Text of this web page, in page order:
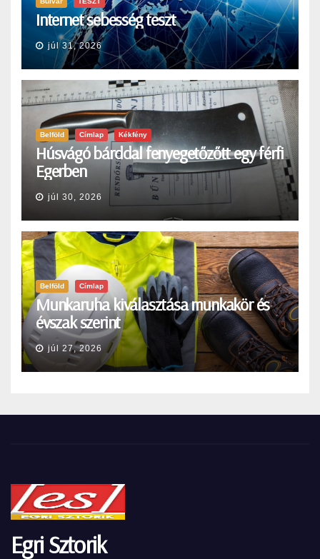
Internet sebesség teszt
júl 31, 2026
Belföld Címlap Kékfény
Húsvágó bárddal fenyegetőzőtt egy férfi
Egerben
júl 30, 2026
Belföld Címlap
Munkaruha kiválasztása munkakör és
évszak szerint
júl 27, 2026
Egri Sztorik